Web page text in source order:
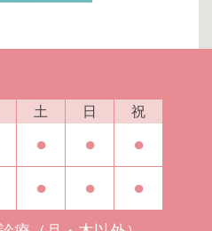
土 日 祝
● ● ●
● ● ●